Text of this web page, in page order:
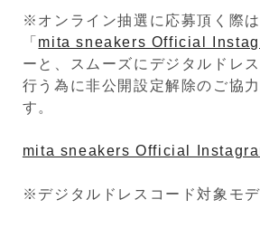
※オンライン抽選に応募頂く際
「 mita sneakers Official
ーと、スムーズにデジタルドレ
行う為に非公開設定解除のご協
す。
mita sneakers Official
※デジタルドレスコード対象モ